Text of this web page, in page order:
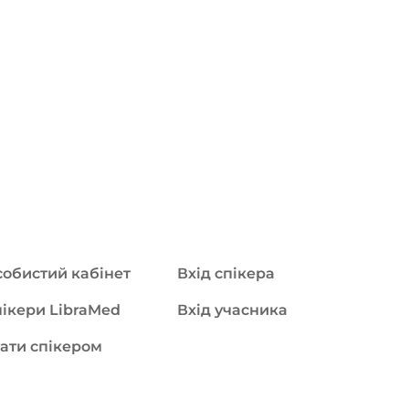
кабінет
LibraMed
спікером
Вхід спікера
Вхід учасника